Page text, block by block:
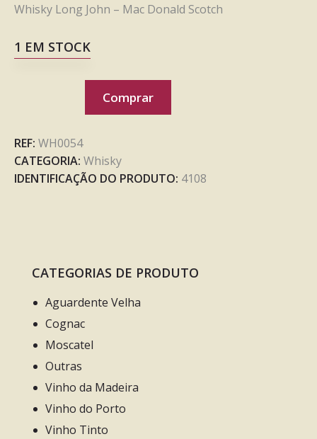
Whisky Long John – Mac Donald Scotch
1 EM STOCK
Comprar
REF: WH0054
CATEGORIA: Whisky
IDENTIFICAÇÃO DO PRODUTO: 4108
CATEGORIAS DE PRODUTO
Aguardente Velha
Cognac
Moscatel
Outras
Vinho da Madeira
Vinho do Porto
Vinho Tinto